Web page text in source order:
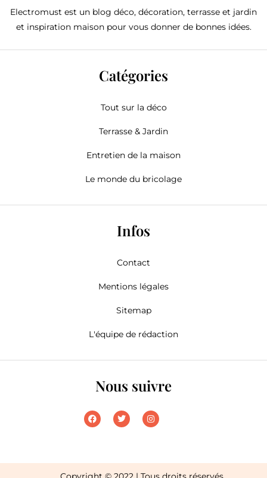
Electromust est un blog déco, décoration, terrasse et jardin
et inspiration maison pour vous donner de bonnes idées.
Catégories
Tout sur la déco
Terrasse & Jardin
Entretien de la maison
Le monde du bricolage
Infos
Contact
Mentions légales
Sitemap
L'équipe de rédaction
Nous suivre